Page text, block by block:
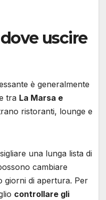
uscire
è generalmente
tra La Marsa e
ristoranti, lounge e
una lunga lista di
cambiare
giorni di apertura. Per
controllare gli